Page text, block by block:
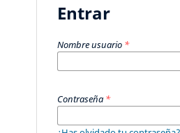
Entrar
Nombre usuario *
Contraseña *